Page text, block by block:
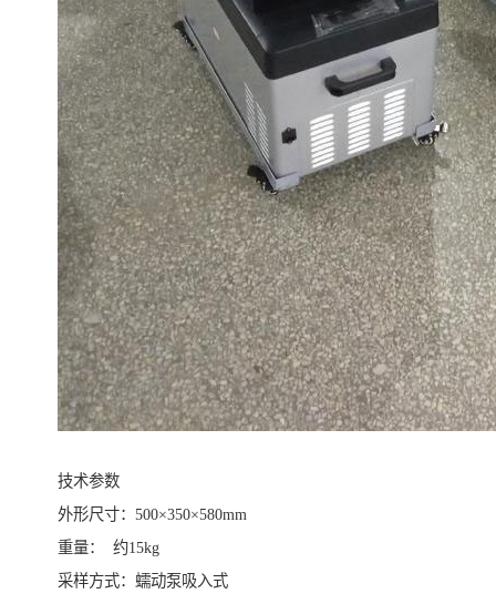
技术参数
外形尺寸：500×350×580mm
重量： 约15kg
采样方式：蠕动泵吸入式